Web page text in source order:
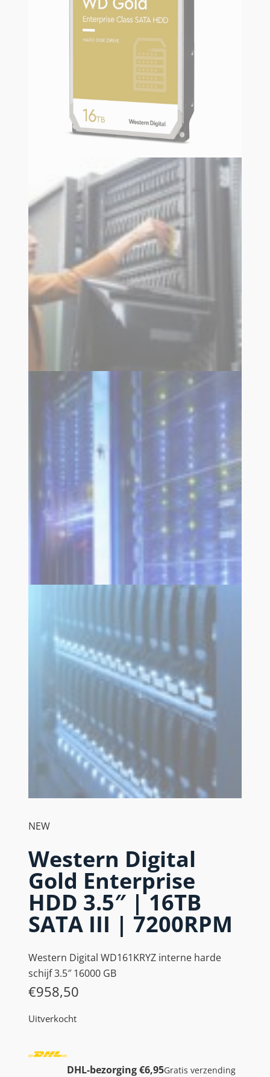
NEW
Western Digital
Gold Enterprise
HDD 3.5″ | 16TB
SATA III | 7200RPM
Western Digital WD161KRYZ interne harde
schijf 3.5″ 16000 GB
€958,50
Uitverkocht
DHL-bezorging €6,95Gratis verzending